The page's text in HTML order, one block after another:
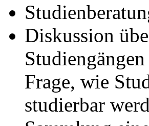
Diskussion
Frage, wie
studierbar